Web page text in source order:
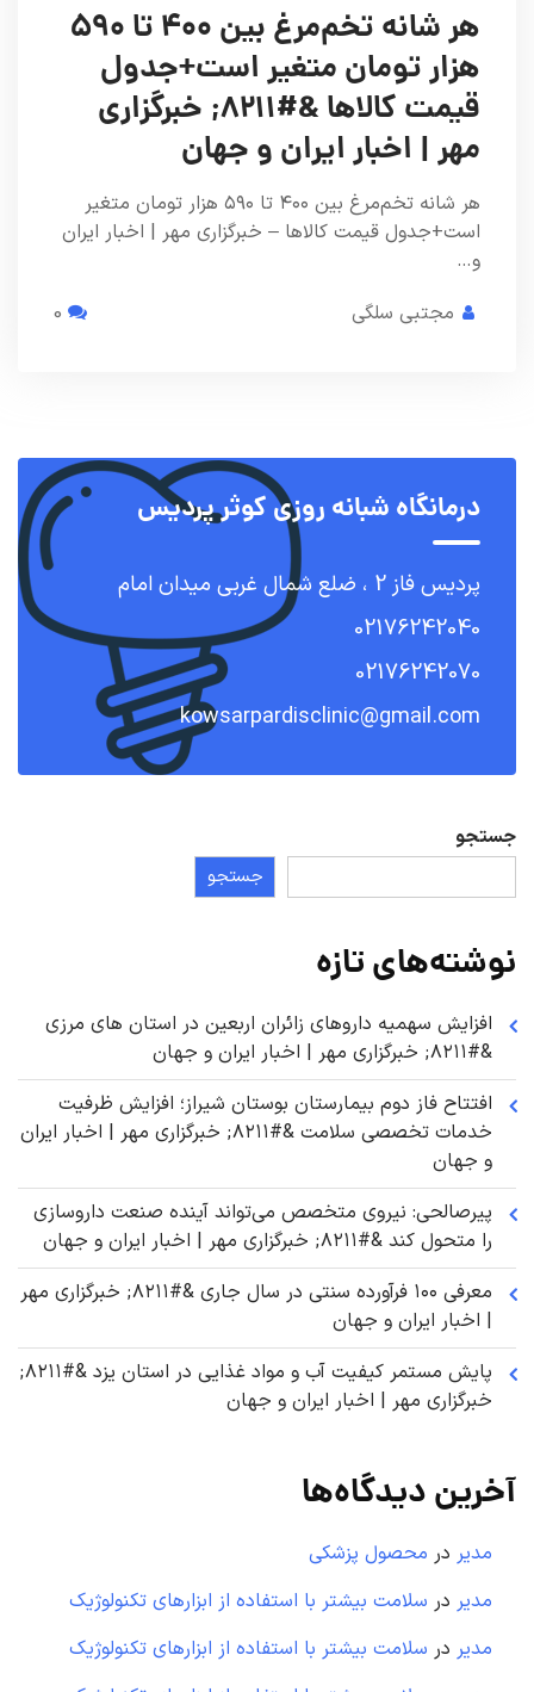
هر شانه تخم‌مرغ بین ۴۰۰ تا ۵۹۰
هزار تومان متغیر است+جدول
قیمت کالاها &#۸۲۱۱; خبرگزاری
مهر | اخبار ایران و جهان
هر شانه تخم‌مرغ بین ۴۰۰ تا ۵۹۰ هزار تومان متغیر
است+جدول قیمت کالاها – خبرگزاری مهر | اخبار ایران
و…
مجتبی سلگی
درمانگاه شبانه روزی کوثر پردیس
پردیس فاز 2 ، ضلع شمال غربی میدان امام
02176242040
02176242070
kowsarpardisclinic@gmail.com
جستجو
جستجو
نوشته‌های تازه
افزایش سهمیه داروهای زائران اربعین در استان های مرزی
&#۸۲۱۱; خبرگزاری مهر | اخبار ایران و جهان
افتتاح فاز دوم بیمارستان بوستان شیراز؛ افزایش ظرفیت
خدمات تخصصی سلامت &#۸۲۱۱; خبرگزاری مهر | اخبار ایران
و جهان
پیرصالحی: نیروی متخصص می‌تواند آینده صنعت داروسازی
را متحول کند &#۸۲۱۱; خبرگزاری مهر | اخبار ایران و جهان
معرفی ۱۰۰ فرآورده سنتی در سال جاری &#۸۲۱۱; خبرگزاری مهر
| اخبار ایران و جهان
پایش مستمر کیفیت آب و مواد غذایی در استان یزد &#۸۲۱۱;
خبرگزاری مهر | اخبار ایران و جهان
آخرین دیدگاه‌ها
مدیر در محصول پزشکی
مدیر در سلامت بیشتر با استفاده از ابزارهای تکنولوژیک
مدیر در سلامت بیشتر با استفاده از ابزارهای تکنولوژیک